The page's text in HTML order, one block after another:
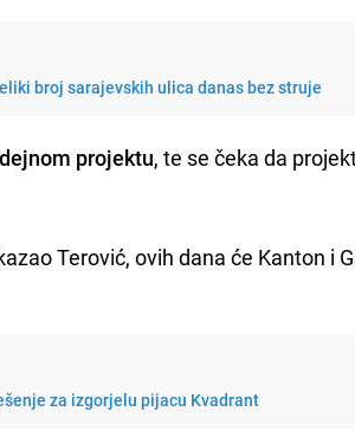
broj sarajevskih ulica danas bez struje
projektu, te se čeka da
Terović, ovih dana će Kanton i
za izgorjelu pijacu Kvadrant